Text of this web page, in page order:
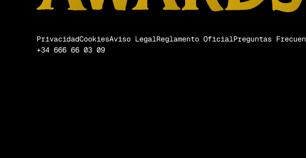
PrivacidadCookiesAviso LegalReglamento OficialPreguntas
+34 666 66 03 09